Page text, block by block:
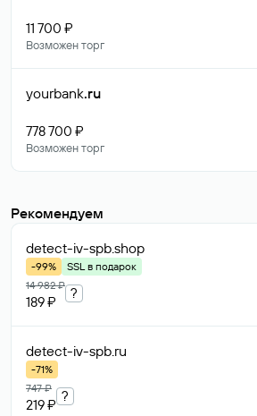
11 700 ₽
Возможен торг
yourbank.ru
778 700 ₽
Возможен торг
Рекомендуем
detect-iv-spb.shop
-99%
SSL в подарок
14 982 ₽
189 ₽
?
detect-iv-spb.ru
-71%
747 ₽
219 ₽
?